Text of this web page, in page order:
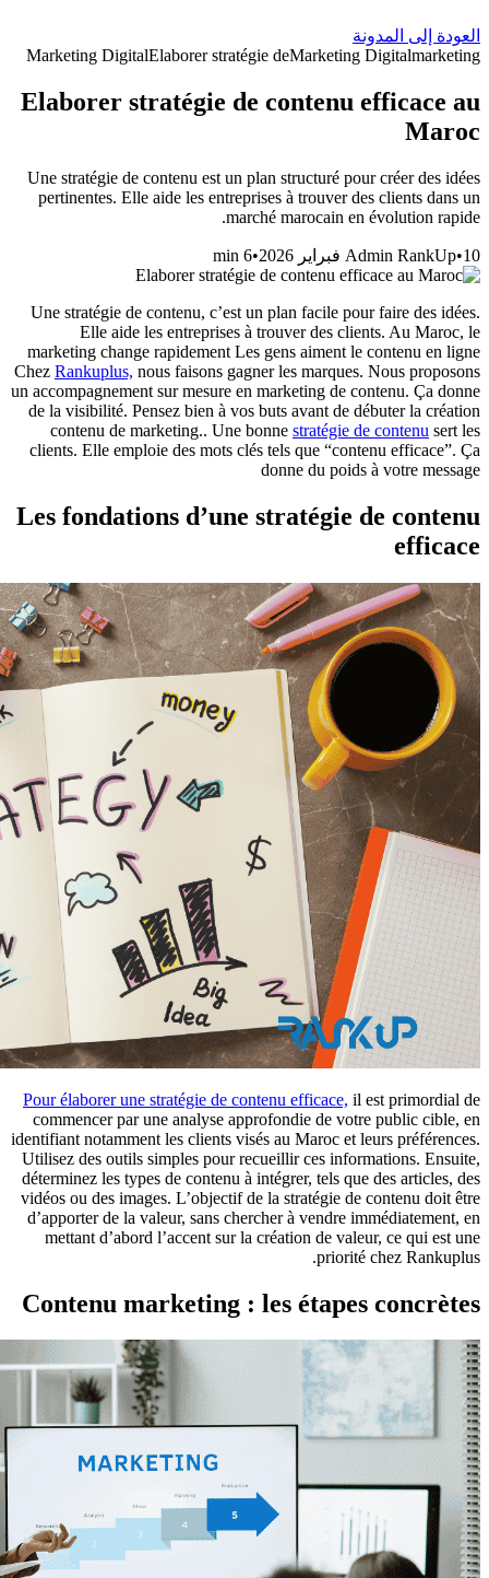
العودة إلى المدونة
Marketing DigitalElaborer stratégie deMarketing Digitalmarketing
Elaborer stratégie de contenu efficace au
Maroc
Une stratégie de contenu est un plan structuré pour créer des idées
pertinentes. Elle aide les entreprises à trouver des clients dans un
marché marocain en évolution rapide.
Admin RankUp•10 فبراير 2026 •
6
Une stratégie de contenu, c’est un plan facile pour faire des idées.
Elle aide les entreprises à trouver des clients. Au Maroc, le
marketing change rapidement Les gens aiment le contenu en ligne
Chez Rankuplus, nous faisons gagner les marques. Nous proposons
un accompagnement sur mesure en marketing de contenu. Ça donne
de la visibilité. Pensez bien à vos buts avant de débuter la création
contenu de marketing.. Une bonne stratégie de contenu sert les
clients. Elle emploie des mots clés tels que “contenu efficace”. Ça
donne du poids à votre message
Les fondations d’une stratégie de contenu
efficace
Pour élaborer une stratégie de contenu efficace, il est primordial de
commencer par une analyse approfondie de votre public cible, en
identifiant notamment les clients visés au Maroc et leurs préférences.
Utilisez des outils simples pour recueillir ces informations. Ensuite,
déterminez les types de contenu à intégrer, tels que des articles, des
vidéos ou des images. L’objectif de la stratégie de contenu doit être
d’apporter de la valeur, sans chercher à vendre immédiatement, en
mettant d’abord l’accent sur la création de valeur, ce qui est une
priorité chez Rankuplus.
Contenu marketing : les étapes concrètes